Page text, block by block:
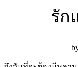
รัก